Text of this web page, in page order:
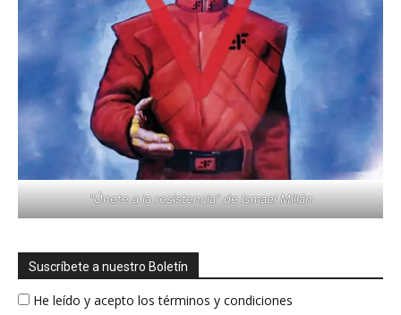
"Únete a la resistencia" de Ismael Millán
Suscríbete a nuestro Boletín
He leído y acepto los términos y condiciones